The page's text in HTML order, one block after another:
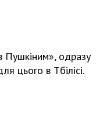
Пушкіним», одразу
цього в Тбілісі.